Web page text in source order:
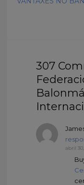
307
abril